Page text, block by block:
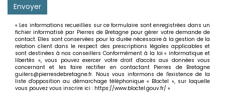
Envoyer
« Les informations recueillies sur ce formulaire sont enregistrées dans un
fichier informatisé par Pierres de Bretagne pour gérer votre demande de
contact. Elles sont conservées pour la durée nécessaire à la gestion de la
relation client dans le respect des prescriptions légales applicables et
sont destinées à nos conseillers Conformément à la loi « informatique et
libertés », vous pouvez exercer votre droit d'accès aux données vous
concernant et les faire rectifier en contactant Pierres de Bretagne
guilers@pierresdebretagne.fr. Nous vous informons de l'existence de la
liste d'opposition au démarchage téléphonique « Bloctel », sur laquelle
vous pouvez vous inscrire ici : https://www.bloctel.gouv.fr/ »